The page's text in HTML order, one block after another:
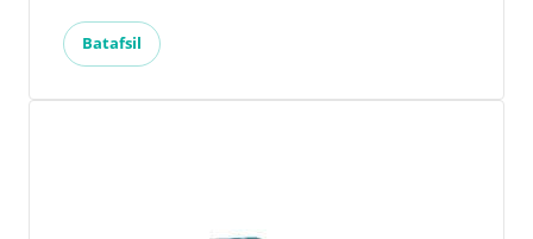
Batafsil